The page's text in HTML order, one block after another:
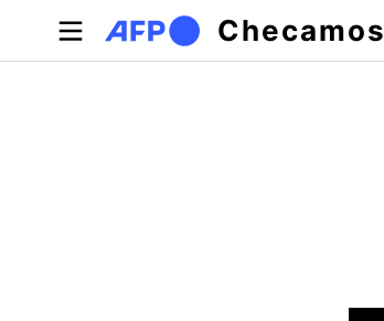
Pular para o conteúdo principal
Checamos
Abas primárias